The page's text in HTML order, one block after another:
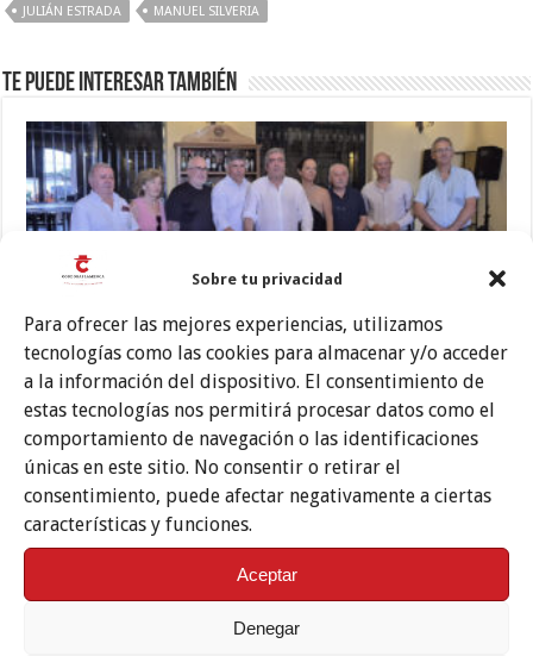
Sobre tu privacidad
Para ofrecer las mejores experiencias, utilizamos
tecnologías como las cookies para almacenar y/o acceder
a la información del dispositivo. El consentimiento de
estas tecnologías nos permitirá procesar datos como el
comportamiento de navegación o las identificaciones
únicas en este sitio. No consentir o retirar el
consentimiento, puede afectar negativamente a ciertas
características y funciones.
Aceptar
Denegar
JULIÁN ESTRADA
MANUEL SILVERIA
Te puede interesar también
El acento femenino, protagonista en la Cata Flamenca de Montilla
2026
3 julio, 2026